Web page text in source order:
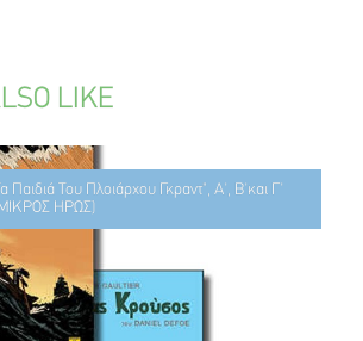
LIKE
Παιδιά Του Πλοιάρχου Γκραντ", Α', Β'και Γ'
ΗΡΩΣ)